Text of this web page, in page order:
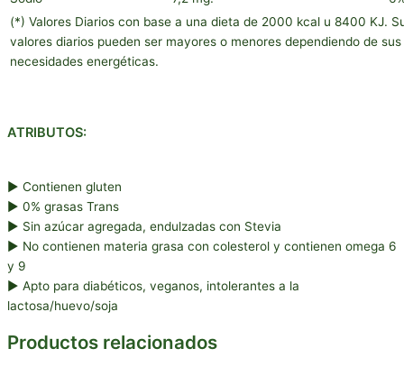
(*) Valores Diarios con base a una dieta de 2000 kcal u 8400 KJ.
valores diarios pueden ser mayores o menores dependiendo de sus
necesidades energéticas.
ATRIBUTOS:
► Contienen gluten
► 0% grasas Trans
► Sin azúcar agregada, endulzadas con Stevia
► No contienen materia grasa con colesterol y contienen omega 6
y 9
► Apto para diabéticos, veganos, intolerantes a la
lactosa/huevo/soja
Productos relacionados